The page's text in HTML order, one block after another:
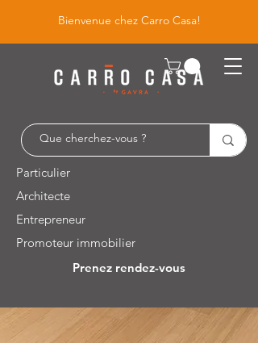
Bienvenue chez Carro Casa!
Particulier
Architecte
Entrepreneur
Promoteur immobilier
Prenez rendez-vous
Leuvensesteenweg 526 / 1930 Zaventem